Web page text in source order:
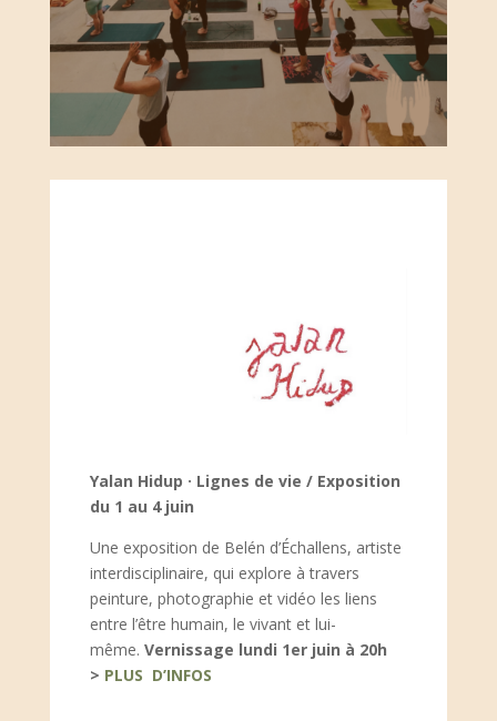
Yalan Hidup · Lignes de vie / Exposition
du 1 au 4 juin
Une exposition de Belén d’Échallens, artiste
interdisciplinaire, qui explore à travers
peinture, photographie et vidéo les liens
entre l’être humain, le vivant et lui-
même. Vernissage lundi 1er juin à 20h
> PLUS D’INFOS